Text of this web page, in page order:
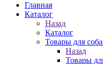
Главная
Каталог
Назад
Каталог
Товары для
Назад
Товары